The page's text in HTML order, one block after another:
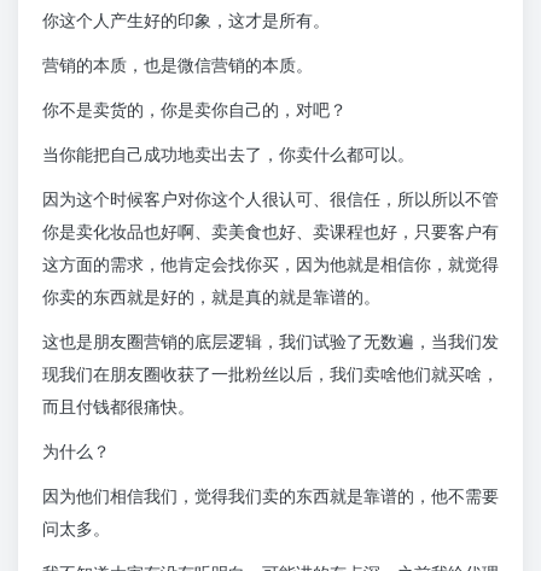
你这个人产生好的印象，这才是所有。
营销的本质，也是微信营销的本质。
你不是卖货的，你是卖你自己的，对吧？
当你能把自己成功地卖出去了，你卖什么都可以。
因为这个时候客户对你这个人很认可、很信任，所以所以不管
你是卖化妆品也好啊、卖美食也好、卖课程也好，只要客户有
这方面的需求，他肯定会找你买，因为他就是相信你，就觉得
你卖的东西就是好的，就是真的就是靠谱的。
这也是朋友圈营销的底层逻辑，我们试验了无数遍，当我们发
现我们在朋友圈收获了一批粉丝以后，我们卖啥他们就买啥，
而且付钱都很痛快。
为什么？
因为他们相信我们，觉得我们卖的东西就是靠谱的，他不需要
问太多。